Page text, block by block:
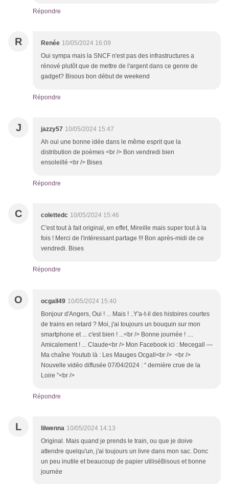
Répondre
R Renée 10/05/2024 16:09
Oui sympa mais la SNCF n'est pas des infrastructures a
rénové plutôt que de mettre de l'argent dans ce genre de
gadget? Bisous bon début de weekend
Répondre
J jazzy57 10/05/2024 15:47
Ah oui une bonne idée dans le même esprit que la
distribution de poèmes <br /> Bon vendredi bien
ensoleillé <br /> Bises
Répondre
C colettedc 10/05/2024 15:46
C'est tout à fait original, en effet, Mireille mais super tout à la
fois ! Merci de l'intéressant partage !!! Bon après-midi de ce
vendredi. Bises
Répondre
O ocgall49 10/05/2024 15:40
Bonjour d'Angers, Oui ! ... Mais ! ..Y'a-t-il des histoires courtes
de trains en retard ? Moi, j'ai toujours un bouquin sur mon
smartphone et ... c'est bien ! ...<br /> Bonne journée ! ....
Amicalement ! ... Claude<br /> Mon Facebook ici : Mecegall —
Ma chaîne Youtub là : Les Mauges Ocgall<br /> <br />
Nouvelle vidéo diffusée 07/04/2024 : “ dernière crue de la
Loire ”<br />
Répondre
L lilwenna 10/05/2024 14:13
Original. Mais quand je prends le train, ou que je doive
attendre quelqu'un, j'ai toujours un livre dans mon sac. Donc
un peu inutile et beaucoup de papier utiliséBisous et bonne
journée